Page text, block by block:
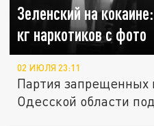
Зеленский на
кг наркотиков с фото
02 ИЮЛЯ 23:11
Партия запрещенных
Одесской области